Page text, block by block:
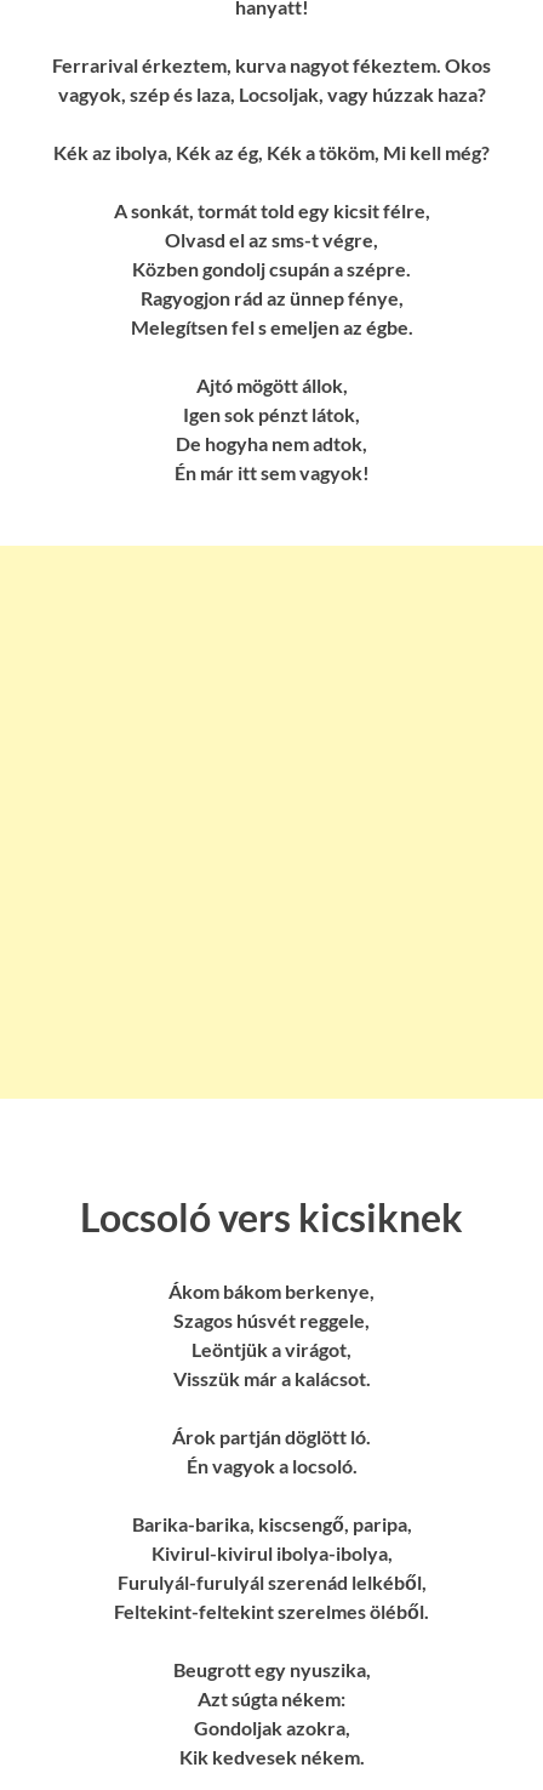
hanyatt!
Ferrarival érkeztem, kurva nagyot fékeztem. Okos
vagyok, szép és laza, Locsoljak, vagy húzzak haza?
Kék az ibolya, Kék az ég, Kék a tököm, Mi kell még?
A sonkát, tormát told egy kicsit félre,
Olvasd el az sms-t végre,
Közben gondolj csupán a szépre.
Ragyogjon rád az ünnep fénye,
Melegítsen fel s emeljen az égbe.
Ajtó mögött állok,
Igen sok pénzt látok,
De hogyha nem adtok,
Én már itt sem vagyok!
Locsoló vers kicsiknek
Ákom bákom berkenye,
Szagos húsvét reggele,
Leöntjük a virágot,
Visszük már a kalácsot.
Árok partján döglött ló.
Én vagyok a locsoló.
Barika-barika, kiscsengő, paripa,
Kivirul-kivirul ibolya-ibolya,
Furulyál-furulyál szerenád lelkéből,
Feltekint-feltekint szerelmes öléből.
Beugrott egy nyuszika,
Azt súgta nékem:
Gondoljak azokra,
Kik kedvesek nékem.